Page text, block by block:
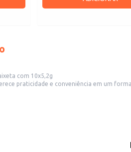
com 10x5,2g
em um formato ideal para estabelecimentos comerciais e revenda.
ao cliente.